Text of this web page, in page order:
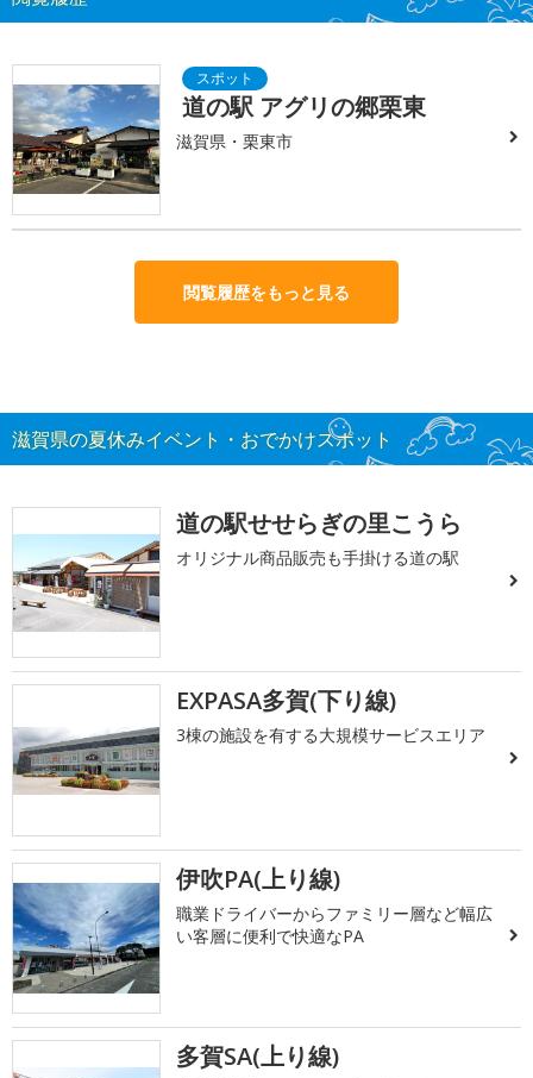
道の駅 アグリの郷栗東
滋賀県・栗東市
閲覧履歴をもっと見る
滋賀県の夏休みイベント・おでかけスポット
道の駅せせらぎの里こうら
オリジナル商品販売も手掛ける道の駅
EXPASA多賀(下り線)
3棟の施設を有する大規模サービスエリア
伊吹PA(上り線)
職業ドライバーからファミリー層など幅広
い客層に便利で快適なPA
多賀SA(上り線)